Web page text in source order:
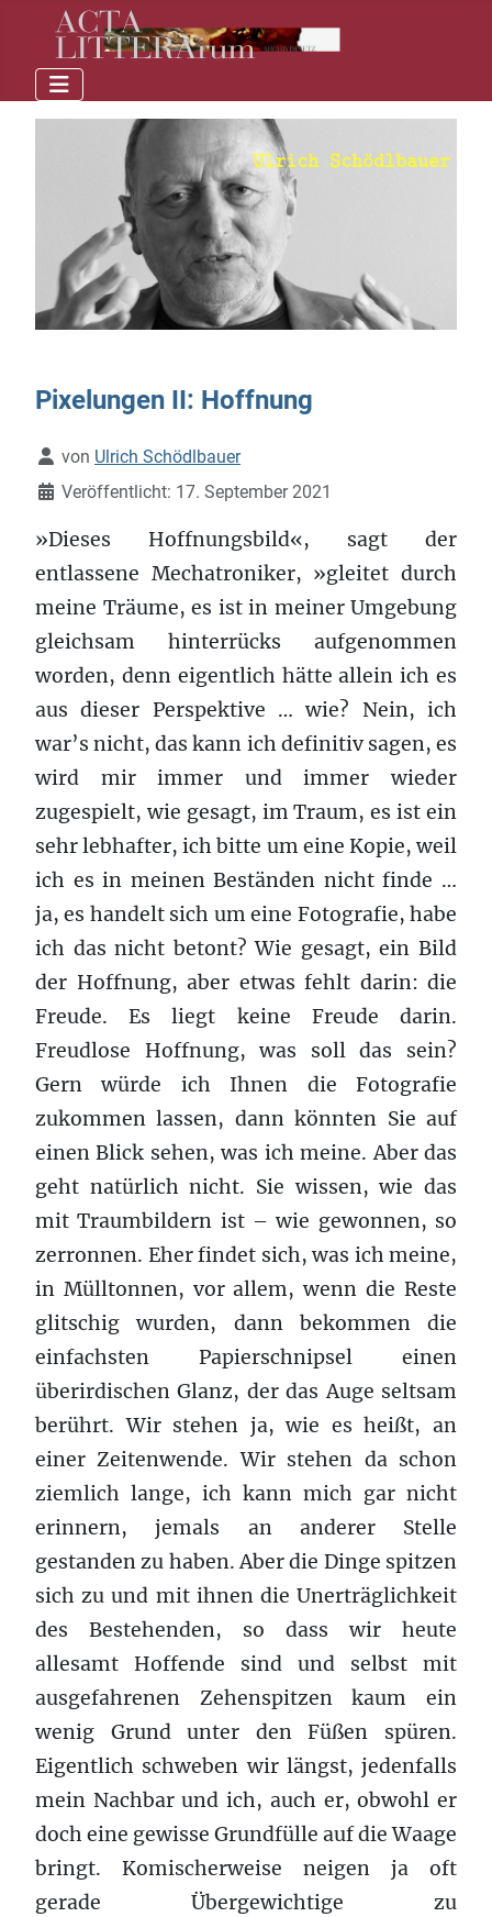
Pixelungen II: Hoffnung
Details
von Ulrich Schödlbauer
Veröffentlicht: 17. September 2021
»Dieses Hoffnungsbild«, sagt der
entlassene Mechatroniker, »gleitet durch
meine Träume, es ist in meiner Umgebung
gleichsam hinterrücks aufgenommen
worden, denn eigentlich hätte allein ich es
aus dieser Perspektive … wie? Nein, ich
war’s nicht, das kann ich definitiv sagen, es
wird mir immer und immer wieder
zugespielt, wie gesagt, im Traum, es ist ein
sehr lebhafter, ich bitte um eine Kopie, weil
ich es in meinen Beständen nicht finde …
ja, es handelt sich um eine Fotografie, habe
ich das nicht betont? Wie gesagt, ein Bild
der Hoffnung, aber etwas fehlt darin: die
Freude. Es liegt keine Freude darin.
Freudlose Hoffnung, was soll das sein?
Gern würde ich Ihnen die Fotografie
zukommen lassen, dann könnten Sie auf
einen Blick sehen, was ich meine. Aber das
geht natürlich nicht. Sie wissen, wie das
mit Traumbildern ist – wie gewonnen, so
zerronnen. Eher findet sich, was ich meine,
in Mülltonnen, vor allem, wenn die Reste
glitschig wurden, dann bekommen die
einfachsten Papierschnipsel einen
überirdischen Glanz, der das Auge seltsam
berührt. Wir stehen ja, wie es heißt, an
einer Zeitenwende. Wir stehen da schon
ziemlich lange, ich kann mich gar nicht
erinnern, jemals an anderer Stelle
gestanden zu haben. Aber die Dinge spitzen
sich zu und mit ihnen die Unerträglichkeit
des Bestehenden, so dass wir heute
allesamt Hoffende sind und selbst mit
ausgefahrenen Zehenspitzen kaum ein
wenig Grund unter den Füßen spüren.
Eigentlich schweben wir längst, jedenfalls
mein Nachbar und ich, auch er, obwohl er
doch eine gewisse Grundfülle auf die Waage
bringt. Komischerweise neigen ja oft
gerade Übergewichtige zu